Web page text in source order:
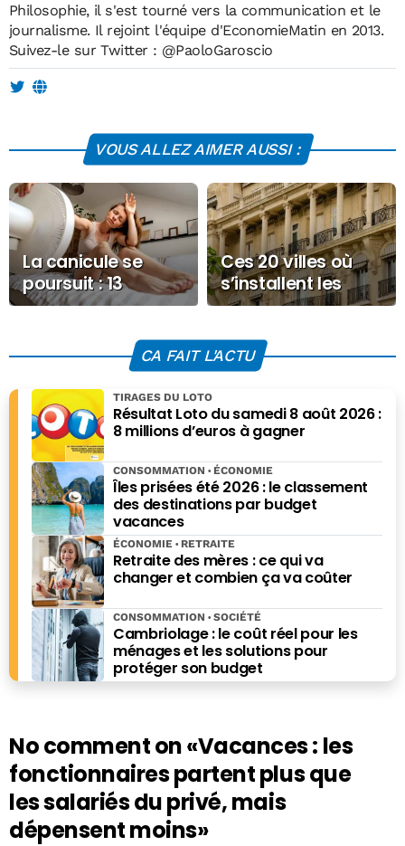
Philosophie, il s'est tourné vers la communication et le
journalisme. Il rejoint l'équipe d'EconomieMatin en 2013.
Suivez-le sur Twitter : @PaoloGaroscio
VOUS ALLEZ AIMER AUSSI :
La canicule se
poursuit : 13
départements en
Ces 20 villes où
s’installent les
riches en France
CA FAIT L'ACTU
Résultat Loto du samedi 8 août 2026 :
8 millions d’euros à gagner
TIRAGES DU LOTO
Îles prisées été 2026 : le classement
des destinations par budget
vacances
CONSOMMATION ÉCONOMIE
Retraite des mères : ce qui va
changer et combien ça va coûter
ÉCONOMIE RETRAITE
Cambriolage : le coût réel pour les
ménages et les solutions pour
protéger son budget
CONSOMMATION SOCIÉTÉ
No comment on«Vacances : les
fonctionnaires partent plus que
les salariés du privé, mais
dépensent moins»